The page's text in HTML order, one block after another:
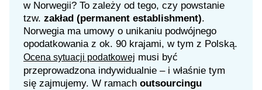
w Norwegii? To zależy od tego, czy powstanie
tzw. zakład (permanent establishment).
Norwegia ma umowy o unikaniu podwójnego
opodatkowania z ok. 90 krajami, w tym z Polską.
Ocena sytuacji podatkowej musi być
przeprowadzona indywidualnie – i właśnie tym
się zajmujemy. W ramach outsourcingu